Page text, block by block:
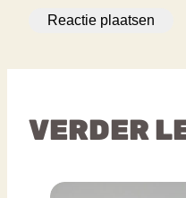
VERDER